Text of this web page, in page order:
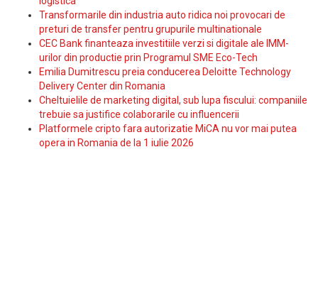
Transformarile din industria auto ridica noi provocari de
preturi de transfer pentru grupurile multinationale
CEC Bank finanteaza investitiile verzi si digitale ale IMM-
urilor din productie prin Programul SME Eco-Tech
Emilia Dumitrescu preia conducerea Deloitte Technology
Delivery Center din Romania
Cheltuielile de marketing digital, sub lupa fiscului: companiile
trebuie sa justifice colaborarile cu influencerii
Platformele cripto fara autorizatie MiCA nu vor mai putea
opera in Romania de la 1 iulie 2026